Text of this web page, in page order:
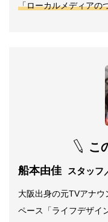
「ローカルメディアの
こ
船本由佳 スタッフ
大阪出身の元TVアナ
ペース「ライフデザイ